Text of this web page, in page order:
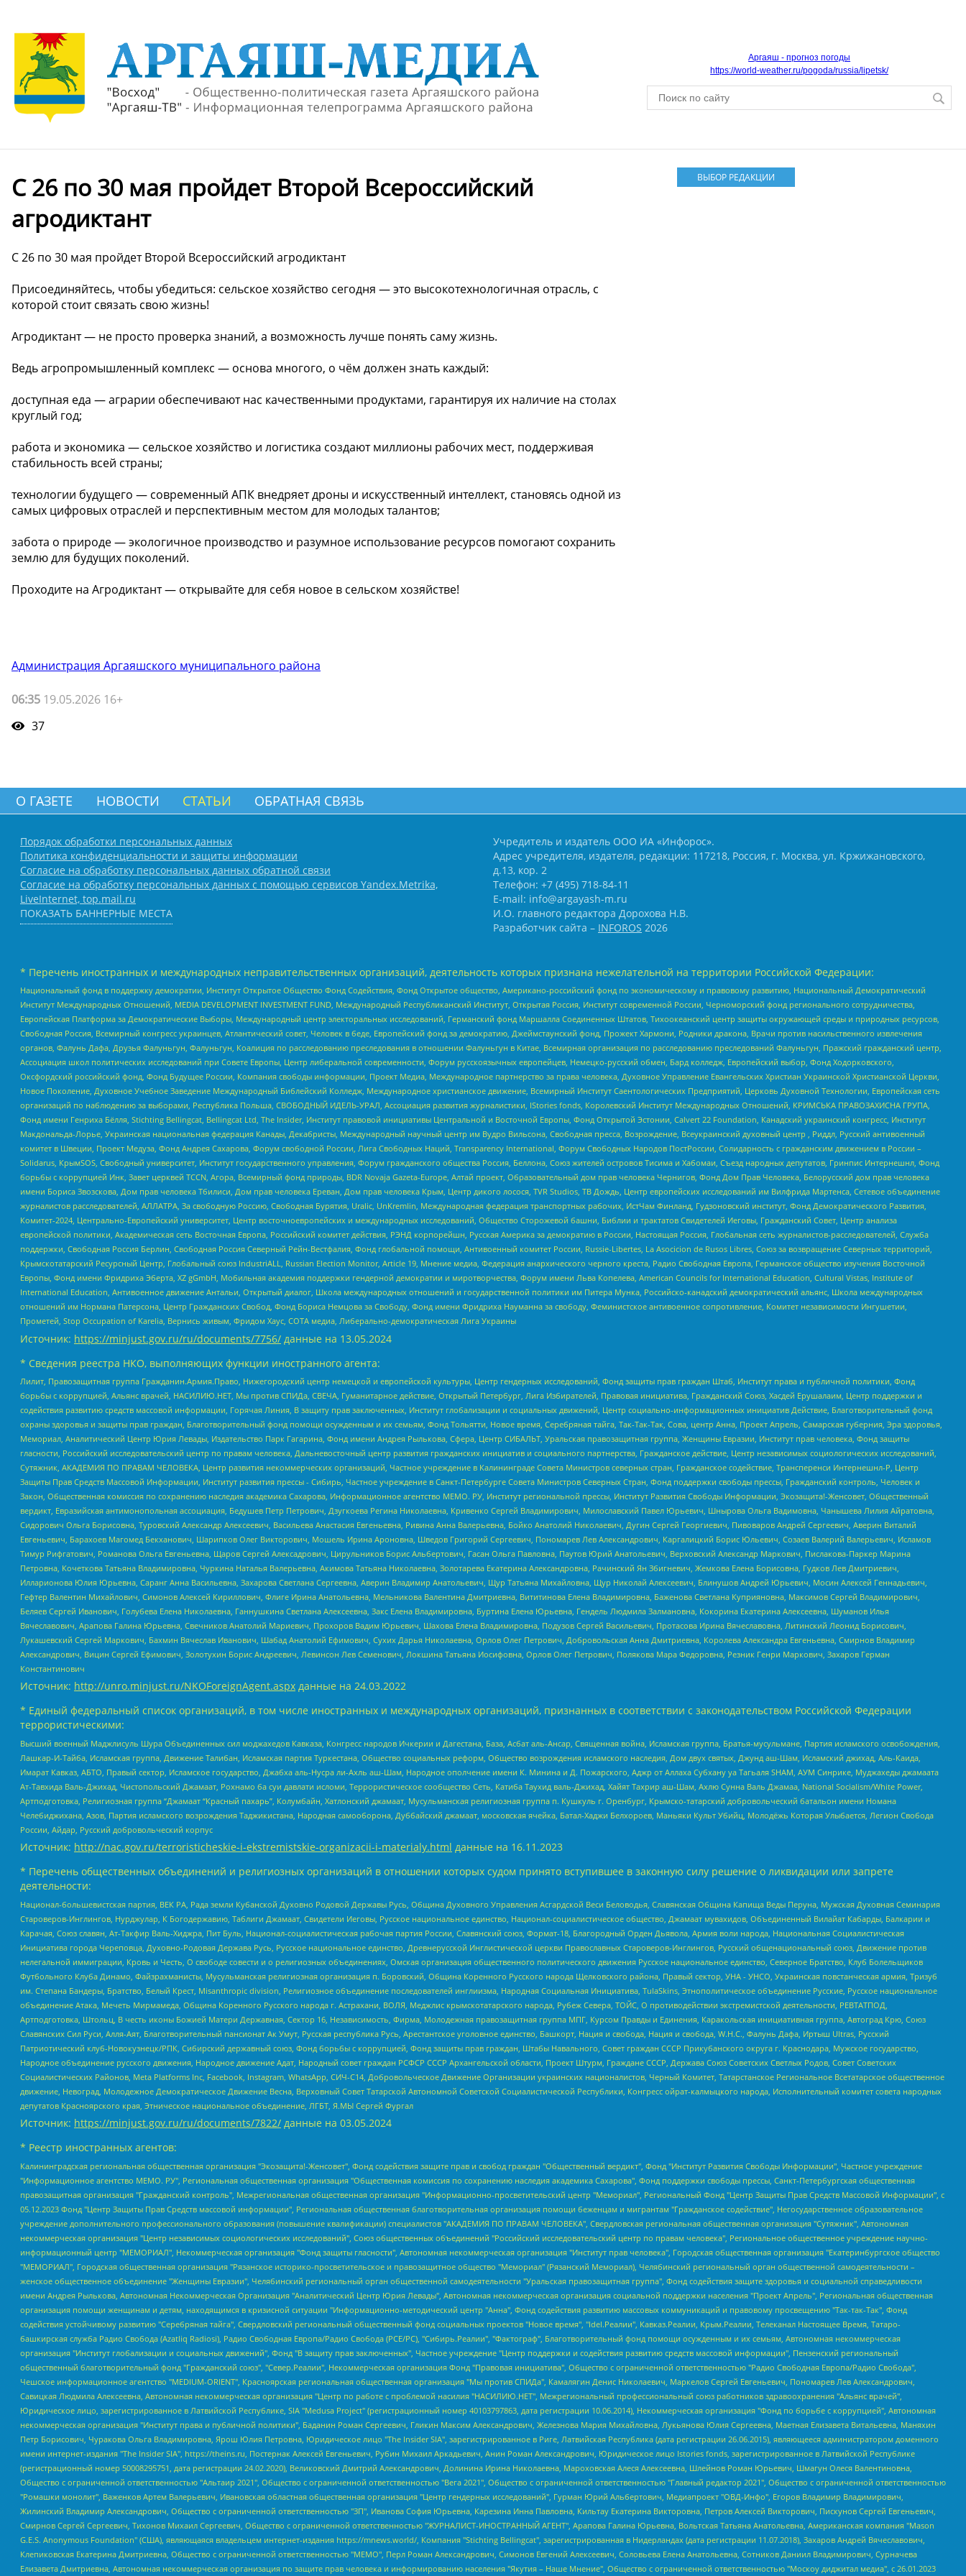
Аргаяш - прогноз погоды
https://world-weather.ru/pogoda/russia/lipetsk/
С 26 по 30 мая пройдет Второй Всероссийский
агродиктант
С 26 по 30 мая пройдет Второй Всероссийский агродиктант
Присоединяйтесь, чтобы убедиться: сельское хозяйство сегодня — это высокотехнологичная отрасль, с
которой стоит связать свою жизнь!
Агродиктант — не просто проверка знаний, а возможность лучше понять саму жизнь.
Ведь агропромышленный комплекс — основа многого, о чём должен знать каждый:
доступная еда — аграрии обеспечивают нас качественными продуктами, гарантируя их наличие на столах
круглый год;
работа и экономика — сельское хозяйство и логистика создают миллионы рабочих мест, поддерживая
стабильность всей страны;
технологии будущего — современный АПК внедряет дроны и искусственный интеллект, становясь одной из
самых цифровых отраслей и перспективным местом для молодых талантов;
забота о природе — экологичное производство и разумное использование ресурсов помогают сохранить
землю для будущих поколений.
Проходите на Агродиктант — открывайте для себя новое в сельском хозяйстве!
Администрация Аргаяшского муниципального района
06:35 19.05.2026 16+
37
ВЫБОР РЕДАКЦИИ
О ГАЗЕТЕ НОВОСТИ СТАТЬИ ОБРАТНАЯ СВЯЗЬ
Порядок обработки персональных данных
Политика конфиденциальности и защиты информации
Согласие на обработку персональных данных обратной связи
Согласие на обработку персональных данных с помощью сервисов Yandex.Metrika,
LiveInternet, top.mail.ru
ПОКАЗАТЬ БАННЕРНЫЕ МЕСТА
Учредитель и издатель ООО ИА «Инфорос».
Адрес учредителя, издателя, редакции: 117218, Россия, г. Москва, ул. Кржижановского,
д.13, кор. 2
Телефон: +7 (495) 718-84-11
E-mail: info@argayash-m.ru
И.О. главного редактора Дорохова Н.В.
Разработчик сайта – INFOROS 2026
* Перечень иностранных и международных неправительственных организаций, деятельность которых признана нежелательной на территории Российской Федерации:
Национальный фонд в поддержку демократии, Институт Открытое Общество Фонд Содействия, Фонд Открытое общество, Американо-российский фонд по экономическому и правовому развитию, Национальный Демократический
Институт Международных Отношений, MEDIA DEVELOPMENT INVESTMENT FUND, Международный Республиканский Институт, Открытая Россия, Институт современной России, Черноморский фонд регионального сотрудничества,
Европейская Платформа за Демократические Выборы, Международный центр электоральных исследований, Германский фонд Маршалла Соединенных Штатов, Тихоокеанский центр защиты окружающей среды и природных ресурсов,
Свободная Россия, Всемирный конгресс украинцев, Атлантический совет, Человек в беде, Европейский фонд за демократию, Джеймстаунский фонд, Прожект Хармони, Родники дракона, Врачи против насильственного извлечения
органов, Фалунь Дафа, Друзья Фалуньгун, Фалуньгун, Коалиция по расследованию преследования в отношении Фалуньгун в Китае, Всемирная организация по расследованию преследований Фалуньгун, Пражский гражданский центр,
Ассоциация школ политических исследований при Совете Европы, Центр либеральной современности, Форум русскоязычных европейцев, Немецко-русский обмен, Бард колледж, Европейский выбор, Фонд Ходорковского,
Оксфордский российский фонд, Фонд Будущее России, Компания свободы информации, Проект Медиа, Международное партнерство за права человека, Духовное Управление Евангельских Христиан Украинской Христианской Церкви,
Новое Поколение, Духовное Учебное Заведение Международный Библейский Колледж, Международное христианское движение, Всемирный Институт Саентологических Предприятий, Церковь Духовной Технологии, Европейская сеть
организаций по наблюдению за выборами, Республика Польша, СВОБОДНЫЙ ИДЕЛЬ-УРАЛ, Ассоциация развития журналистики, IStories fonds, Королевский Институт Международных Отношений, КРИМСЬКА ПРАВОЗАХИСНА ГРУПА,
Фонд имени Генриха Бёлля, Stichting Bellingcat, Bellingcat Ltd, The Insider, Институт правовой инициативы Центральной и Восточной Европы, Фонд Открытой Эстонии, Calvert 22 Foundation, Канадский украинский конгресс, Институт
Макдональда-Лорье, Украинская национальная федерация Канады, Декабристы, Международный научный центр им Вудро Вильсона, Свободная пресса, Возрождение, Всеукраинский духовный центр , Риддл, Русский антивоенный
комитет в Швеции, Проект Медуза, Фонд Андрея Сахарова, Форум свободной России, Лига Свободных Наций, Transparеncy International, Форум Свободных Народов ПостРоссии, Солидарность с гражданским движением в России –
Solidarus, КрымSOS, Свободный университет, Институт государственного управления, Форум гражданского общества Россия, Беллона, Союз жителей островов Тисима и Хабомаи, Съезд народных депутатов, Гринпис Интернешнл, Фонд
борьбы с коррупцией Инк, Завет церквей TCCN, Агора, Всемирный фонд природы, BDR Novaja Gazeta-Europe, Алтай проект, Образовательный дом прав человека Чернигов, Фонд Дом Прав Человека, Белорусский дом прав человека
имени Бориса Звозскова, Дом прав человека Тбилиси, Дом прав человека Ереван, Дом прав человека Крым, Центр дикого лосося, TVR Studios, ТВ Дождь, Центр европейских исследований им Вилфрида Мартенса, Сетевое объединение
журналистов расследователей, АЛЛАТРА, За свободную Россию, Свободная Бурятия, Uralic, UnKremlin, Международная федерация транспортных рабочих, ИстЧам Финланд, Гудзоновский институт, Фонд Демократического Развития,
Комитет-2024, Центрально-Европейский университет, Центр восточноевропейских и международных исследований, Общество Сторожевой башни, Библии и трактатов Свидетелей Иеговы, Гражданский Совет, Центр анализа
европейской политики, Академическая сеть Восточная Европа, Российский комитет действия, РЭНД корпорейшн, Русская Америка за демократию в России, Настоящая Россия, Глобальная сеть журналистов-расследователей, Служба
поддержки, Свободная Россия Берлин, Свободная Россия Северный Рейн-Вестфалия, Фонд глобальной помощи, Антивоенный комитет России, Russie-Libertes, La Asocicion de Rusos Libres, Союз за возвращение Северных территорий,
Крымскотатарский Ресурсный Центр, Глобальный союз IndustriALL, Russian Election Monitor, Article 19, Мнение медиа, Федерация анархического черного креста, Радио Свободная Европа, Германское общество изучения Восточной
Европы, Фонд имени Фридриха Эберта, XZ gGmbH, Мобильная академия поддержки гендерной демократии и миротворчества, Форум имени Льва Копелева, American Councils for International Education, Cultural Vistas, Institute of
International Education, Антивоенное движение Антальи, Открытый диалог, Школа международных отношений и государственной политики им Питера Мунка, Российско-канадский демократический альянс, Школа международных
отношений им Нормана Патерсона, Центр Гражданских Свобод, Фонд Бориса Немцова за Свободу, Фонд имени Фридриха Науманна за свободу, Феминистское антивоенное сопротивление, Комитет независимости Ингушетии,
Прометей, Stop Occupation of Karelia, Вернись живым, Фридом Хаус, СОТА медиа, Либерально-демократическая Лига Украины
Источник: https://minjust.gov.ru/ru/documents/7756/ данные на 13.05.2024
* Сведения реестра НКО, выполняющих функции иностранного агента:
Лилит, Правозащитная группа Гражданин.Армия.Право, Нижегородский центр немецкой и европейской культуры, Центр гендерных исследований, Фонд защиты прав граждан Штаб, Институт права и публичной политики, Фонд
борьбы с коррупцией, Альянс врачей, НАСИЛИЮ.НЕТ, Мы против СПИДа, СВЕЧА, Гуманитарное действие, Открытый Петербург, Лига Избирателей, Правовая инициатива, Гражданский Союз, Хасдей Ерушалаим, Центр поддержки и
содействия развитию средств массовой информации, Горячая Линия, В защиту прав заключенных, Институт глобализации и социальных движений, Центр социально-информационных инициатив Действие, Благотворительный фонд
охраны здоровья и защиты прав граждан, Благотворительный фонд помощи осужденным и их семьям, Фонд Тольятти, Новое время, Серебряная тайга, Так-Так-Так, Сова, центр Анна, Проект Апрель, Самарская губерния, Эра здоровья,
Мемориал, Аналитический Центр Юрия Левады, Издательство Парк Гагарина, Фонд имени Андрея Рылькова, Сфера, Центр СИБАЛЬТ, Уральская правозащитная группа, Женщины Евразии, Институт прав человека, Фонд защиты
гласности, Российский исследовательский центр по правам человека, Дальневосточный центр развития гражданских инициатив и социального партнерства, Гражданское действие, Центр независимых социологических исследований,
Сутяжник, АКАДЕМИЯ ПО ПРАВАМ ЧЕЛОВЕКА, Центр развития некоммерческих организаций, Частное учреждение в Калининграде Совета Министров северных стран, Гражданское содействие, Трансперенси Интернешнл-Р, Центр
Защиты Прав Средств Массовой Информации, Институт развития прессы - Сибирь, Частное учреждение в Санкт-Петербурге Совета Министров Северных Стран, Фонд поддержки свободы прессы, Гражданский контроль, Человек и
Закон, Общественная комиссия по сохранению наследия академика Сахарова, Информационное агентство МЕМО. РУ, Институт региональной прессы, Институт Развития Свободы Информации, Экозащита!-Женсовет, Общественный
вердикт, Евразийская антимонопольная ассоциация, Бедушев Петр Петрович, Дзугкоева Регина Николаевна, Кривенко Сергей Владимирович, Милославский Павел Юрьевич, Шнырова Ольга Вадимовна, Чанышева Лилия Айратовна,
Сидорович Ольга Борисовна, Туровский Александр Алексеевич, Васильева Анастасия Евгеньевна, Ривина Анна Валерьевна, Бойко Анатолий Николаевич, Дугин Сергей Георгиевич, Пивоваров Андрей Сергеевич, Аверин Виталий
Евгеньевич, Барахоев Магомед Бекханович, Шарипков Олег Викторович, Мошель Ирина Ароновна, Шведов Григорий Сергеевич, Пономарев Лев Александрович, Каргалицкий Борис Юльевич, Созаев Валерий Валерьевич, Исламов
Тимур Рифгатович, Романова Ольга Евгеньевна, Щаров Сергей Алексадрович, Цирульников Борис Альбертович, Гасан Ольга Павловна, Паутов Юрий Анатольевич, Верховский Александр Маркович, Пислакова-Паркер Марина
Петровна, Кочеткова Татьяна Владимировна, Чуркина Наталья Валерьевна, Акимова Татьяна Николаевна, Золотарева Екатерина Александровна, Рачинский Ян Збигневич, Жемкова Елена Борисовна, Гудков Лев Дмитриевич,
Илларионова Юлия Юрьевна, Саранг Анна Васильевна, Захарова Светлана Сергеевна, Аверин Владимир Анатольевич, Щур Татьяна Михайловна, Щур Николай Алексеевич, Блинушов Андрей Юрьевич, Мосин Алексей Геннадьевич,
Гефтер Валентин Михайлович, Симонов Алексей Кириллович, Флиге Ирина Анатольевна, Мельникова Валентина Дмитриевна, Вититинова Елена Владимировна, Баженова Светлана Куприяновна, Максимов Сергей Владимирович,
Беляев Сергей Иванович, Голубева Елена Николаевна, Ганнушкина Светлана Алексеевна, Закс Елена Владимировна, Буртина Елена Юрьевна, Гендель Людмила Залмановна, Кокорина Екатерина Алексеевна, Шуманов Илья
Вячеславович, Арапова Галина Юрьевна, Свечников Анатолий Мариевич, Прохоров Вадим Юрьевич, Шахова Елена Владимировна, Подузов Сергей Васильевич, Протасова Ирина Вячеславовна, Литинский Леонид Борисович,
Лукашевский Сергей Маркович, Бахмин Вячеслав Иванович, Шабад Анатолий Ефимович, Сухих Дарья Николаевна, Орлов Олег Петрович, Добровольская Анна Дмитриевна, Королева Александра Евгеньевна, Смирнов Владимир
Александрович, Вицин Сергей Ефимович, Золотухин Борис Андреевич, Левинсон Лев Семенович, Локшина Татьяна Иосифовна, Орлов Олег Петрович, Полякова Мара Федоровна, Резник Генри Маркович, Захаров Герман
Константинович
Источник: http://unro.minjust.ru/NKOForeignAgent.aspx данные на 24.03.2022
* Единый федеральный список организаций, в том числе иностранных и международных организаций, признанных в соответствии с законодательством Российской Федерации
террористическими:
Высший военный Маджлисуль Шура Объединенных сил моджахедов Кавказа, Конгресс народов Ичкерии и Дагестана, База, Асбат аль-Ансар, Священная война, Исламская группа, Братья-мусульмане, Партия исламского освобождения,
Лашкар-И-Тайба, Исламская группа, Движение Талибан, Исламская партия Туркестана, Общество социальных реформ, Общество возрождения исламского наследия, Дом двух святых, Джунд аш-Шам, Исламский джихад, Аль-Каида,
Имарат Кавказ, АБТО, Правый сектор, Исламское государство, Джабха аль-Нусра ли-Ахль аш-Шам, Народное ополчение имени К. Минина и Д. Пожарского, Аджр от Аллаха Субхану уа Тагьаля SHAM, АУМ Синрике, Муджахеды джамаата
Ат-Тавхида Валь-Джихад, Чистопольский Джамаат, Рохнамо ба суи давлати исломи, Террористическое сообщество Сеть, Катиба Таухид валь-Джихад, Хайят Тахрир аш-Шам, Ахлю Сунна Валь Джамаа, National Socialism/White Power,
Артподготовка, Религиозная группа “Джамаат “Красный пахарь”, Колумбайн, Хатлонский джамаат, Мусульманская религиозная группа п. Кушкуль г. Оренбург, Крымско-татарский добровольческий батальон имени Номана
Челебиджихана, Азов, Партия исламского возрождения Таджикистана, Народная самооборона, Дуббайский джамаат, московская ячейка, Батал-Хаджи Белхороев, Маньяки Культ Убийц, Молодёжь Которая Улыбается, Легион Свобода
России, Айдар, Русский добровольческий корпус
Источник: http://nac.gov.ru/terroristicheskie-i-ekstremistskie-organizacii-i-materialy.html данные на 16.11.2023
* Перечень общественных объединений и религиозных организаций в отношении которых судом принято вступившее в законную силу решение о ликвидации или запрете
деятельности:
Национал-большевистская партия, ВЕК РА, Рада земли Кубанской Духовно Родовой Державы Русь, Община Духовного Управления Асгардской Веси Беловодья, Славянская Община Капища Веды Перуна, Мужская Духовная Семинария
Староверов-Инглингов, Нурджулар, К Богодержавию, Таблиги Джамаат, Свидетели Иеговы, Русское национальное единство, Национал-социалистическое общество, Джамаат мувахидов, Объединенный Вилайат Кабарды, Балкарии и
Карачая, Союз славян, Ат-Такфир Валь-Хиджра, Пит Буль, Национал-социалистическая рабочая партия России, Славянский союз, Формат-18, Благородный Орден Дьявола, Армия воли народа, Национальная Социалистическая
Инициатива города Череповца, Духовно-Родовая Держава Русь, Русское национальное единство, Древнерусской Инглистической церкви Православных Староверов-Инглингов, Русский общенациональный союз, Движение против
нелегальной иммиграции, Кровь и Честь, О свободе совести и о религиозных объединениях, Омская организация общественного политического движения Русское национальное единство, Северное Братство, Клуб Болельщиков
Футбольного Клуба Динамо, Файзрахманисты, Мусульманская религиозная организация п. Боровский, Община Коренного Русского народа Щелковского района, Правый сектор, УНА - УНСО, Украинская повстанческая армия, Тризуб
им. Степана Бандеры, Братство, Белый Крест, Misanthropic division, Религиозное объединение последователей инглиизма, Народная Социальная Инициатива, TulaSkins, Этнополитическое объединение Русские, Русское национальное
объединение Атака, Мечеть Мирмамеда, Община Коренного Русского народа г. Астрахани, ВОЛЯ, Меджлис крымскотатарского народа, Рубеж Севера, ТОЙС, О противодействии экстремистской деятельности, РЕВТАТПОД,
Артподготовка, Штольц, В честь иконы Божией Матери Державная, Сектор 16, Независимость, Фирма, Молодежная правозащитная группа МПГ, Курсом Правды и Единения, Каракольская инициативная группа, Автоград Крю, Союз
Славянских Сил Руси, Алля-Аят, Благотворительный пансионат Ак Умут, Русская республика Русь, Арестантское уголовное единство, Башкорт, Нация и свобода, Нация и свобода, W.H.С., Фалунь Дафа, Иртыш Ultras, Русский
Патриотический клуб-Новокузнецк/РПК, Сибирский державный союз, Фонд борьбы с коррупцией, Фонд защиты прав граждан, Штабы Навального, Совет граждан СССР Прикубанского округа г. Краснодара, Мужское государство,
Народное объединение русского движения, Народное движение Адат, Народный совет граждан РСФСР СССР Архангельской области, Проект Штурм, Граждане СССР, Держава Союз Советских Светлых Родов, Совет Советских
Социалистических Районов, Meta Platforms Inc, Facebook, Instagram, WhatsApp, СИЧ-С14, Добровольческое Движение Организации украинских националистов, Черный Комитет, Татарстанское Региональное Всетатарское общественное
движение, Невоград, Молодежное Демократическое Движение Весна, Верховный Совет Татарской Автономной Советской Социалистической Республики, Конгресс ойрат-калмыцкого народа, Исполнительный комитет совета народных
депутатов Красноярского края, Этническое национальное объединение, ЛГБТ, Я.МЫ Сергей Фургал
Источник: https://minjust.gov.ru/ru/documents/7822/ данные на 03.05.2024
* Реестр иностранных агентов:
Калининградская региональная общественная организация "Экозащита!-Женсовет", Фонд содействия защите прав и свобод граждан "Общественный вердикт", Фонд "Институт Развития Свободы Информации", Частное учреждение "Информационное агентство МЕМО. РУ", Региональная общественная организация "Общественная комиссия по сохранению наследия академика Сахарова", Фонд поддержки свободы прессы, Санкт-Петербургская общественная правозащитная организация "Гражданский контроль", Межрегиональная общественная организация "Информационно-просветительский центр "Мемориал", Региональный Фонд "Центр Защиты Прав Средств Массовой Информации", с 05.12.2023 Фонд "Центр Защиты Прав Средств массовой информации", Региональная общественная благотворительная организация помощи беженцам и мигрантам "Гражданское содействие", Негосударственное образовательное учреждение дополнительного профессионального образования (повышение квалификации) специалистов "АКАДЕМИЯ ПО ПРАВАМ ЧЕЛОВЕКА", Свердловская региональная общественная организация "Сутяжник", Автономная некоммерческая организация "Центр независимых социологических исследований", Союз общественных объединений "Российский исследовательский центр по правам человека", Региональное общественное учреждение научно-информационный центр "МЕМОРИАЛ", Некоммерческая организация "Фонд защиты гласности", Автономная некоммерческая организация "Институт прав человека", Городская общественная организация "Екатеринбургское общество "МЕМОРИАЛ", Городская общественная организация "Рязанское историко-просветительское и правозащитное общество "Мемориал" (Рязанский Мемориал), Челябинский региональный орган общественной самодеятельности – женское общественное объединение "Женщины Евразии", Челябинский региональный орган общественной самодеятельности "Уральская правозащитная группа", Фонд содействия защите здоровья и социальной справедливости имени Андрея Рылькова, Автономная Некоммерческая Организация "Аналитический Центр Юрия Левады", Автономная некоммерческая организация социальной поддержки населения "Проект Апрель", Региональная общественная организация помощи женщинам и детям, находящимся в кризисной ситуации "Информационно-методический центр "Анна", Фонд содействия развитию массовых коммуникаций и правовому просвещению "Так-так-Так", Фонд содействия устойчивому развитию "Серебряная тайга", Свердловский региональный общественный фонд социальных проектов "Новое время", "Idel.Реалии", Кавказ.Реалии, Крым.Реалии, Телеканал Настоящее Время, Татаро-башкирская служба Радио Свобода (Azatliq Radiosi), Радио Свободная Европа/Радио Свобода (PCE/PC), "Сибирь.Реалии", "Фактограф", Благотворительный фонд помощи осужденным и их семьям, Автономная некоммерческая организация "Институт глобализации и социальных движений", Фонд "В защиту прав заключенных", Частное учреждение "Центр поддержки и содействия развитию средств массовой информации", Пензенский региональный общественный благотворительный фонд "Гражданский союз", "Север.Реалии", Некоммерческая организация Фонд "Правовая инициатива", Общество с ограниченной ответственностью "Радио Свободная Европа/Радио Свобода", Чешское информационное агентство "MEDIUM-ORIENT", Красноярская региональная общественная организация "Мы против СПИДа", Камалягин Денис Николаевич, Маркелов Сергей Евгеньевич, Пономарев Лев Александрович, Савицкая Людмила Алексеевна, Автономная некоммерческая организация "Центр по работе с проблемой насилия "НАСИЛИЮ.НЕТ", Межрегиональный профессиональный союз работников здравоохранения "Альянс врачей", Юридическое лицо, зарегистрированное в Латвийской Республике, SIA "Medusa Project" (регистрационный номер 40103797863, дата регистрации 10.06.2014), Некоммерческая организация "Фонд по борьбе с коррупцией", Автономная некоммерческая организация "Институт права и публичной политики", Баданин Роман Сергеевич, Гликин Максим Александрович, Железнова Мария Михайловна, Лукьянова Юлия Сергеевна, Маетная Елизавета Витальевна, Маняхин Петр Борисович, Чуракова Ольга Владимировна, Ярош Юлия Петровна, Юридическое лицо "The Insider SIA", зарегистрированное в Риге, Латвийская Республика (дата регистрации 26.06.2015), являющееся администратором доменного имени интернет-издания "The Insider SIA", https://theins.ru, Постернак Алексей Евгеньевич, Рубин Михаил Аркадьевич, Анин Роман Александрович, Юридическое лицо Istories fonds, зарегистрированное в Латвийской Республике (регистрационный номер 50008295751, дата регистрации 24.02.2020), Великовский Дмитрий Александрович, Долинина Ирина Николаевна, Мароховская Алеся Алексеевна, Шлейнов Роман Юрьевич, Шмагун Олеся Валентиновна, Общество с ограниченной ответственностью "Альтаир 2021", Общество с ограниченной ответственностью "Вега 2021", Общество с ограниченной ответственностью "Главный редактор 2021", Общество с ограниченной ответственностью "Ромашки монолит", Важенков Артем Валерьевич, Ивановская областная общественная организация "Центр гендерных исследований", Гурман Юрий Альбертович, Медиапроект "ОВД-Инфо", Егоров Владимир Владимирович, Жилинский Владимир Александрович, Общество с ограниченной ответственностью "ЗП", Иванова София Юрьевна, Карезина Инна Павловна, Кильтау Екатерина Викторовна, Петров Алексей Викторович, Пискунов Сергей Евгеньевич, Смирнов Сергей Сергеевич, Тихонов Михаил Сергеевич, Общество с ограниченной ответственностью "ЖУРНАЛИСТ-ИНОСТРАННЫЙ АГЕНТ", Арапова Галина Юрьевна, Вольтская Татьяна Анатольевна, Американская компания "Mason G.E.S. Anonymous Foundation" (США), являющаяся владельцем интернет-издания https://mnews.world/, Компания "Stichting Bellingcat", зарегистрированная в Нидерландах (дата регистрации 11.07.2018), Захаров Андрей Вячеславович, Клепиковская Екатерина Дмитриевна, Общество с ограниченной ответственностью "МЕМО", Перл Роман Александрович, Симонов Евгений Алексеевич, Соловьева Елена Анатольевна, Сотников Даниил Владимирович, Сурначева Елизавета Дмитриевна, Автономная некоммерческая организация по защите прав человека и информированию населения "Якутия – Наше Мнение", Общество с ограниченной ответственностью "Москоу диджитал медиа", с 26.01.2023 Общество с ограниченной ответственностью "Чайка Белые сады", Ветошкина Валерия Валерьевна, Заговора Максим Александрович, Межрегиональное общественное движение "Российская ЛГБТ - сеть", Оленичев Максим Владимирович, Павлов Иван Юрьевич, Скворцова Елена Сергеевна, Общество с ограниченной ответственностью "Как бы инагент", Кочетков Игорь Викторович, Общество с ограниченной ответственностью "Честные выборы", Еланчик Олег Александрович, Общество с ограниченной ответственностью "Нобелевский призыв", Гималова Регина Эмилевна, Григорьев Андрей Валерьевич, Григорьева Алина Александровна, Ассоциация по содействию защите прав призывников, альтернативнослужащих и военнослужащих "Правозащитная группа "Гражданин.Армия.Право", Хисамова Регина Фаритовна, Автономная некоммерческая организация по реализации социально-правовых программ "Лилит", Дальневосточное общественное движение "Маяк", Санкт-Петербургская ЛГБТ-инициативная группа "Выход", Инициативная группа ЛГБТ+ "Реверс", Алексеев Андрей Викторович, Бекбулатова Таисия Львовна, Беляев Иван Михайлович, Владыкина Елена Сергеевна, Гельман Марат Александрович, Никульшина Вероника Юрьевна, Толоконникова Надежда Андреевна, Шендерович Виктор Анатольевич, Общество с ограниченной ответственностью "Данное сообщение", Общество с ограниченной ответственностью Издательский дом "Новая глава", Айнбиндер Александра Александровна, Московский комьюнити-центр для ЛГБТ+инициатив, Благотворительный фонд развития филантропии, Deutsche Welle (Германия, Kurt-Schumacher-Strasse 3, 53113 Bonn), Борзунова Мария Михайловна, Воробьев Виктор Викторович, Голубева Анна Львовна, Константинова Алла Михайловна, Малкова Ирина Владимировна, Мурадов Мурад Абдулгалимович, Осетинская Елизавета Николаевна, Понасенков Евгений Николаевич, Ганапольский Матвей Юрьевич, Киселев Евгений Алексеевич, Борухович Ирина Григорьевна, Дремин Иван Тимофеевич, Дубровский Дмитрий Викторович, Красноярская региональная общественная организация поддержки и развития альтернативных образовательных технологий и межкультурных коммуникаций "ИНТЕРРА", Маяковская Екатерина Алексеевна, Фейгин Марк Захарович, Филимонов Андрей Викторович, Дзугкоева Регина Николаевна, Доброхотов Роман Александрович, Дудь Юрий Александрович, Елкин Сергей Владимирович, Кругликов Кирилл Игоревич, Сабунаева Мария Леонидовна, Семенов Алексей Владимирович, Шаинян Карен Багратович, Шульман Екатерина Михайловна, Асафьев Артур Валерьевич, Вахштайн Виктор Семенович, Венедиктов Алексей Алексеевич, Лушникова Екатерина Евгеньевна, Волков Леонид Михайлович, Невзоров Александр Глебович, Пархоменко Сергей Борисович, Сироткин Ярослав Николаевич, Кара-Мурза Владимир Владимирович, Баранова Наталья Владимировна, Гозман Леонид Яковлевич, Кагарлицкий Борис Юльевич, Климарев Михаил Валерьевич, Милов Владимир Станиславович, Автономная некоммерческая организация Краснодарский центр современного искусства "Типография", Моргенштерн Алишер Тагирович, Соболь Любовь Эдуардовна, Общество с ограниченной ответственностью "ЛИЗА НОРМ", Каспаров Гарри Кимович, Ходорковский Михаил Борисович, Общество с ограниченной ответственностью "Апрельские тезисы", Данилович Ирина Брониславовна, Кашин Олег Владимирович, Петров Николай Владимирович, Пивоваров Алексей Владимирович, Соколов Михаил Владимирович, Цветкова Юлия Владимировна, Чичваркин Евгений Александрович, Комитет против пыток/Команда против пыток, Общество с ограниченной ответственностью "Первый научный", Общество с ограниченной ответственностью "Вертолет и ко", Белоцерковская Вероника Борисовна, Кац Максим Евгеньевич, Лазарева Татьяна Юрьевна, Шаведдинов Руслан Табризович, Яшин Илья Валерьевич, Общество с ограниченной ответственностью "Иноагент ААВ", Алешковский Дмитрий Петрович, Альбац Евгения Марковна, Быков Дмитрий Львович, Галямина Юлия Евгеньевна, Лойко Сергей Леонидович, Мартынов Кирилл Константинович, Медведев Сергей Александрович, Крашенинников Федор Геннадиевич, Гордеева Катерина Вл